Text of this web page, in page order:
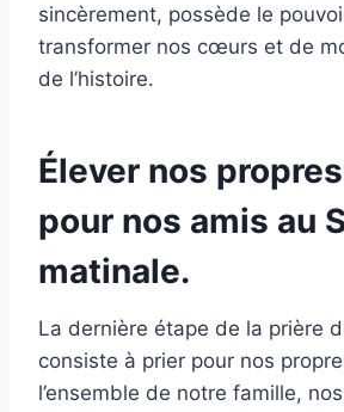
sincèrement, possède le
transformer nos cœurs et de
de l’histoire.
Élever nos
pour nos amis au
matinale.
La dernière étape de la prière
consiste à prier pour nos
l’ensemble de notre famille,